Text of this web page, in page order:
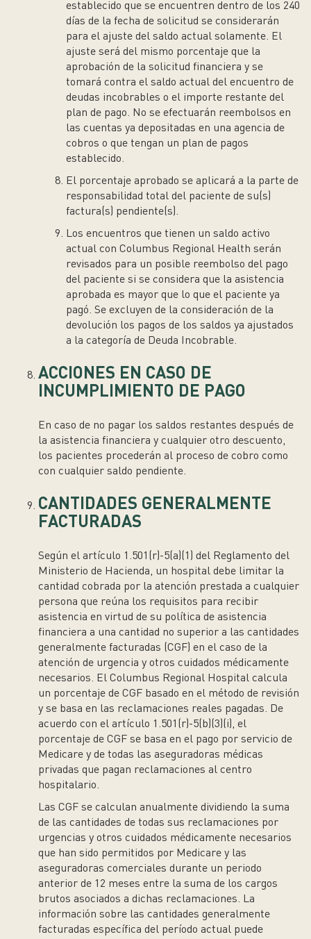
establecido que se encuentren dentro de los 240
días de la fecha de solicitud se considerarán
para el ajuste del saldo actual solamente. El
ajuste será del mismo porcentaje que la
aprobación de la solicitud financiera y se
tomará contra el saldo actual del encuentro de
deudas incobrables o el importe restante del
plan de pago. No se efectuarán reembolsos en
las cuentas ya depositadas en una agencia de
cobros o que tengan un plan de pagos
establecido.
El porcentaje aprobado se aplicará a la parte de
responsabilidad total del paciente de su(s)
factura(s) pendiente(s).
Los encuentros que tienen un saldo activo
actual con Columbus Regional Health serán
revisados para un posible reembolso del pago
del paciente si se considera que la asistencia
aprobada es mayor que lo que el paciente ya
pagó. Se excluyen de la consideración de la
devolución los pagos de los saldos ya ajustados
a la categoría de Deuda Incobrable.
ACCIONES EN CASO DE
INCUMPLIMIENTO DE PAGO
En caso de no pagar los saldos restantes después de
la asistencia financiera y cualquier otro descuento,
los pacientes procederán al proceso de cobro como
con cualquier saldo pendiente.
CANTIDADES GENERALMENTE
FACTURADAS
Según el artículo 1.501(r)-5(a)(1) del Reglamento del
Ministerio de Hacienda, un hospital debe limitar la
cantidad cobrada por la atención prestada a cualquier
persona que reúna los requisitos para recibir
asistencia en virtud de su política de asistencia
financiera a una cantidad no superior a las cantidades
generalmente facturadas (CGF) en el caso de la
atención de urgencia y otros cuidados médicamente
necesarios. El Columbus Regional Hospital calcula
un porcentaje de CGF basado en el método de revisión
y se basa en las reclamaciones reales pagadas. De
acuerdo con el artículo 1.501(r)-5(b)(3)(i), el
porcentaje de CGF se basa en el pago por servicio de
Medicare y de todas las aseguradoras médicas
privadas que pagan reclamaciones al centro
hospitalario.
Las CGF se calculan anualmente dividiendo la suma
de las cantidades de todas sus reclamaciones por
urgencias y otros cuidados médicamente necesarios
que han sido permitidos por Medicare y las
aseguradoras comerciales durante un periodo
anterior de 12 meses entre la suma de los cargos
brutos asociados a dichas reclamaciones. La
información sobre las cantidades generalmente
facturadas específica del período actual puede